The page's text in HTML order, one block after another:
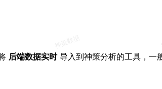
后端数据实时导入到神策分析的工具，一